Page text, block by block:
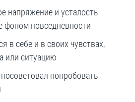
напряжение и усталость
фоном повседневности
в себе и в своих чувствах,
или ситуацию
попробовать